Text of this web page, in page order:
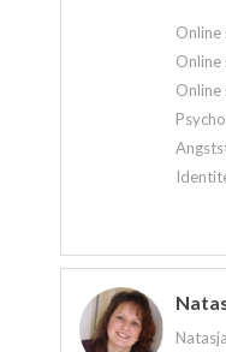
Online
Online
Online